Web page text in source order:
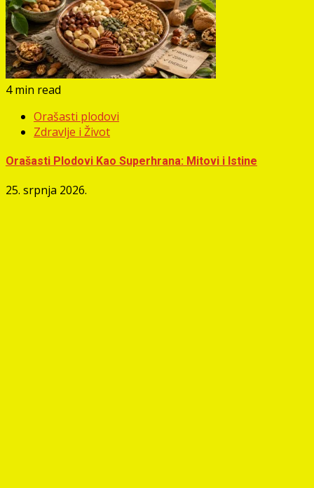
4 min read
Orašasti plodovi
Zdravlje i Život
Orašasti Plodovi Kao Superhrana: Mitovi i Istine
25. srpnja 2026.